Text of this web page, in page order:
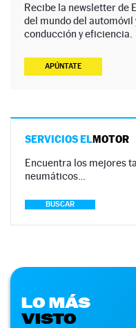
Recibe la newsletter de
del mundo del
conducción y eficiencia.
APÚNTATE
SERVICIOS ELMOTOR
Encuentra los mejores
neumáticos…
BUSCAR
LO MÁS
VISTO